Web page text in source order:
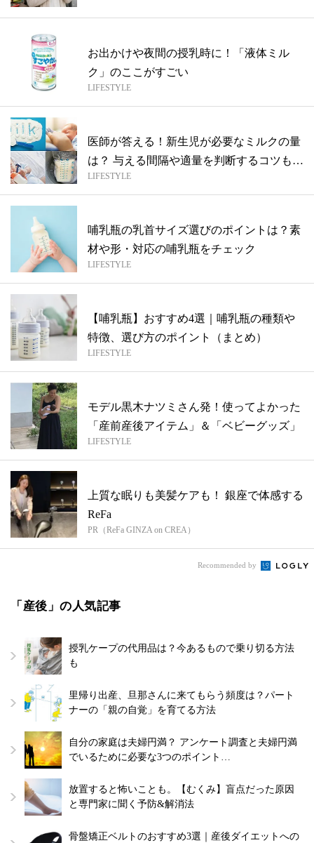
お出かけや夜間の授乳時に！「液体ミル
ク」のここがすごい
LIFESTYLE
医師が答える！新生児が必要なミルクの量
は？ 与える間隔や適量を判断するコツも紹
介
LIFESTYLE
哺乳瓶の乳首サイズ選びのポイントは？素
材や形・対応の哺乳瓶をチェック
LIFESTYLE
【哺乳瓶】おすすめ4選｜哺乳瓶の種類や
特徴、選び方のポイント（まとめ）
LIFESTYLE
モデル黒木ナツミさん発！使ってよかった
「産前産後アイテム」＆「ベビーグッズ」
LIFESTYLE
上質な眠りも美髪ケアも！ 銀座で体感する
ReFa
PR（ReFa GINZA on CREA）
Recommended by
「産後」の人気記事
授乳ケープの代用品は？今あるもので乗り切る方法
も
里帰り出産、旦那さんに来てもらう頻度は？パート
ナーの「親の自覚」を育てる方法
自分の家庭は夫婦円満？ アンケート調査と夫婦円満
でいるために必要な3つのポイント…
放置すると怖いことも。【むくみ】盲点だった原因
と専門家に聞く予防&解消法
骨盤矯正ベルトのおすすめ3選｜産後ダイエットへの